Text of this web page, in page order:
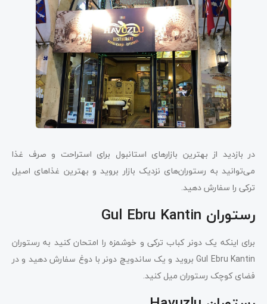
در بازدید از بهترین بازارهای استانبول برای استراحت و صرف غذا
می‌توانید به رستوران‌های نزدیک بازار بروید و بهترین غذاهای اصیل
ترکی را سفارش دهید.
رستوران Gul Ebru Kantin
برای اینکه یک دونر کباب ترکی و خوشمزه را امتحان کنید به رستوران
Gul Ebru Kantin بروید و یک ساندویچ دونر با دوغ سفارش دهید و در
فضای کوچک رستوران میل کنید.